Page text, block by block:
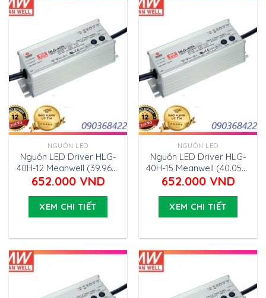
NGUỒN LED
Nguồn LED Driver HLG-
40H-12 Meanwell (39.96W
12V 3.33A)
652.000 VND
XEM CHI TIẾT
NGUỒN LED
Nguồn LED Driver HLG-
40H-15 Meanwell (40.05W
15V 2.67A)
652.000 VND
XEM CHI TIẾT